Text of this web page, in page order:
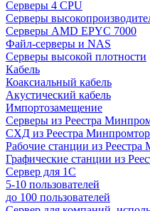
Серверы 4 CPU
Серверы
Серверы AMD EPYC 7000
Файл-серверы и NAS
Серверы высокой плотности
Кабель
Коаксиальный кабель
Акустический кабель
Импортозамещение
Серверы из Реестра
СХД из Реестра
Рабочие станции из Реестра
Графические станции из
Сервер для 1С
5-10 пользователей
до 100 пользователей